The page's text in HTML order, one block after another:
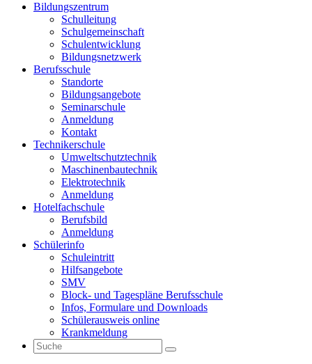
Bildungszentrum
Schulleitung
Schulgemeinschaft
Schulentwicklung
Bildungsnetzwerk
Berufsschule
Standorte
Bildungsangebote
Seminarschule
Anmeldung
Kontakt
Technikerschule
Umweltschutztechnik
Maschinenbautechnik
Elektrotechnik
Anmeldung
Hotelfachschule
Berufsbild
Anmeldung
Schülerinfo
Schuleintritt
Hilfsangebote
SMV
Block- und Tagespläne Berufsschule
Infos, Formulare und Downloads
Schülerausweis online
Krankmeldung